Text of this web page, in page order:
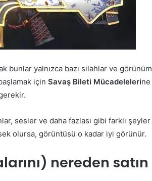
bunlar yalnızca bazı silahlar ve görünüm
için Savaş Bileti Mücadelelerine
sesler ve daha fazlası gibi farklı şeyler
olursa, görüntüsü o kadar iyi görünür.
nereden satın